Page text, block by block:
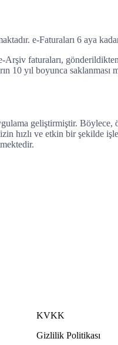
e-Faturaları 6 aya
faturaları,
10 yıl boyunca saklanması
ulama geliştirmiştir. Böylece,
izin hızlı ve etkin birşekilde iş
KVKK
Gizlilik Politikası